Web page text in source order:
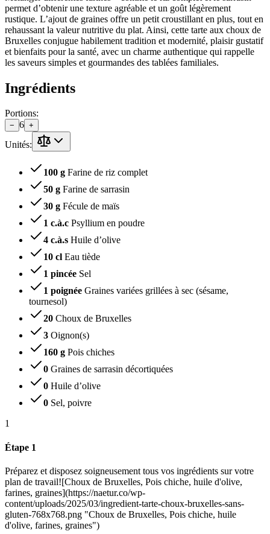
permet d’obtenir une texture agréable et un goût légèrement
rustique. L’ajout de graines offre un petit croustillant en plus, tout en
rehaussant la valeur nutritive du plat. Ainsi, cette tarte aux choux de
Bruxelles conjugue habilement tradition et modernité, plaisir gustatif
et bienfaits pour la santé, avec un charme authentique qui rappelle
les saveurs simples et gourmandes des tablées familiales.
Ingrédients
Portions:
− 6 +
Unités:
100 g Farine de riz complet
50 g Farine de sarrasin
30 g Fécule de maïs
1 c.à.c Psyllium en poudre
4 c.à.s Huile d’olive
10 cl Eau tiède
1 pincée Sel
1 poignée Graines variées grillées à sec (sésame,
tournesol)
20 Choux de Bruxelles
3 Oignon(s)
160 g Pois chiches
0 Graines de sarrasin décortiquées
0 Huile d’olive
0 Sel, poivre
1
Étape 1
Préparez et disposez soigneusement tous vos ingrédients sur votre
plan de travail![Choux de Bruxelles, Pois chiche, huile d'olive,
farines, graines](https://naetur.co/wp-
content/uploads/2025/03/ingredient-tarte-choux-bruxelles-sans-
gluten-768x768.png "Choux de Bruxelles, Pois chiche, huile
d'olive, farines, graines")